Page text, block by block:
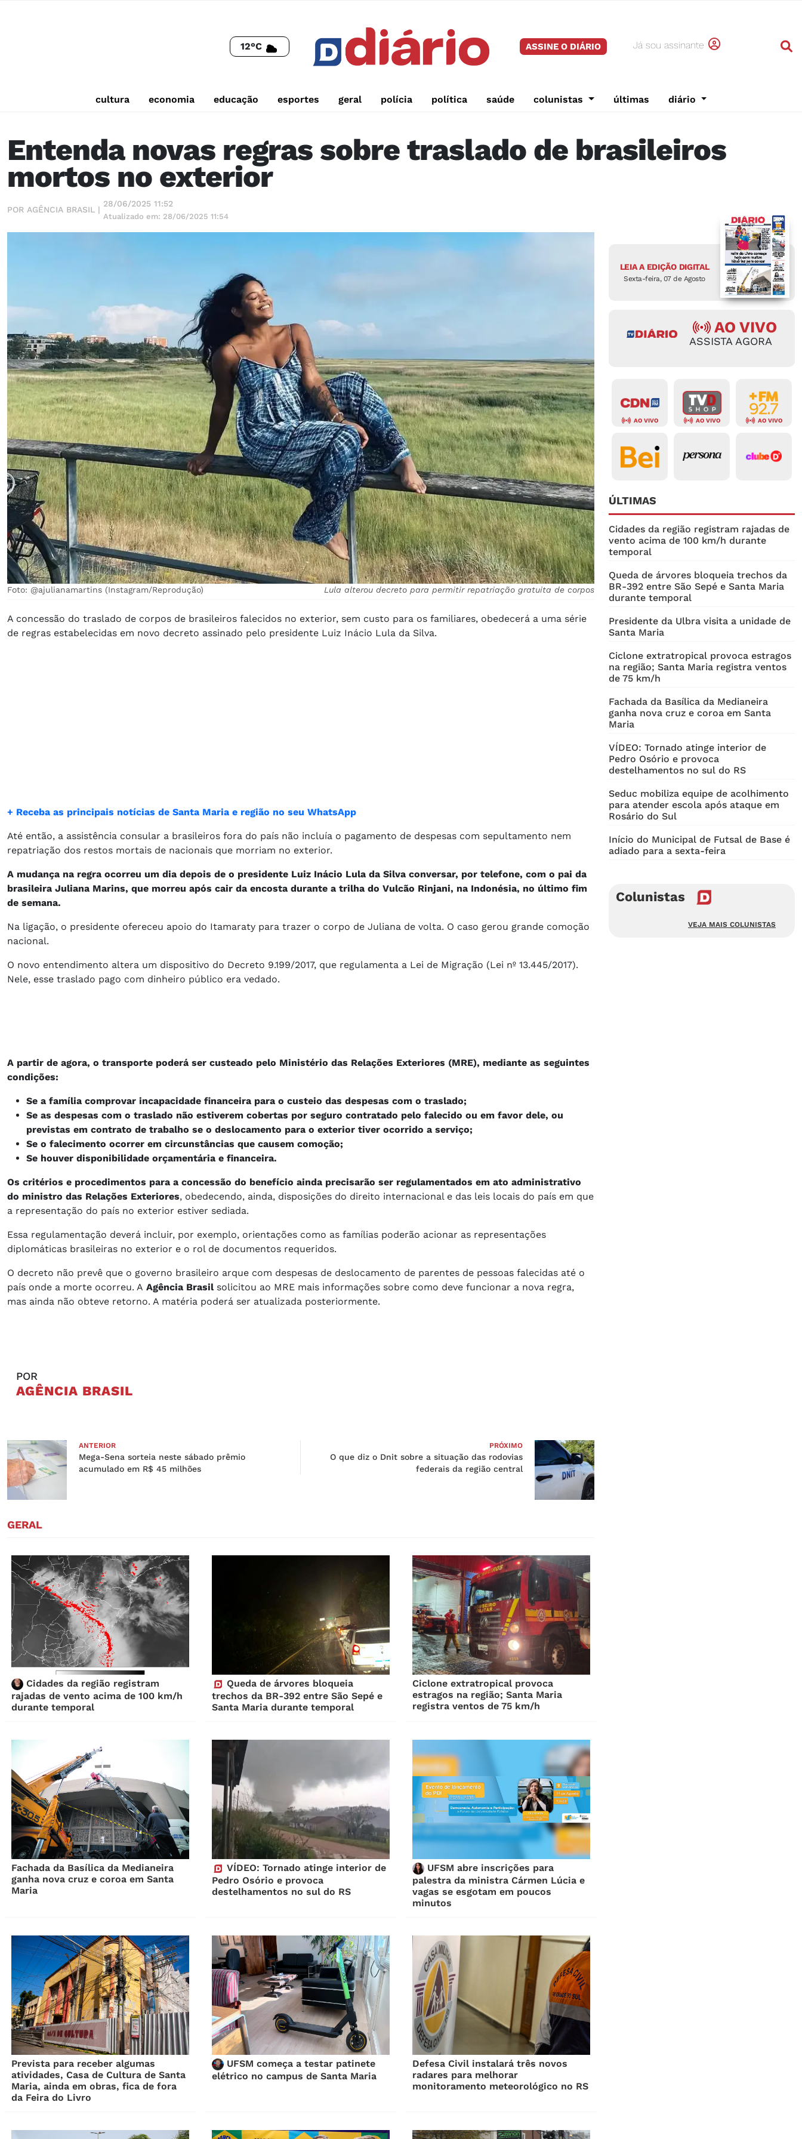
12°C ASSINE O DIÁRIO Já sou assinante
cultura economia educação esportes geral polícia política saúde colunistas últimas diário
Entenda novas regras sobre traslado de brasileiros
mortos no exterior
POR AGÊNCIA BRASIL |
28/06/2025 11:52
Atualizado em: 28/06/2025 11:54
Foto: @ajulianamartins (Instagram/Reprodução) Lula alterou decreto para permitir repatriação gratuita de corpos
A concessão do traslado de corpos de brasileiros falecidos no exterior, sem custo para os familiares, obedecerá a uma série
de regras estabelecidas em novo decreto assinado pelo presidente Luiz Inácio Lula da Silva.
+ Receba as principais notícias de Santa Maria e região no seu WhatsApp
Até então, a assistência consular a brasileiros fora do país não incluía o pagamento de despesas com sepultamento nem
repatriação dos restos mortais de nacionais que morriam no exterior.
A mudança na regra ocorreu um dia depois de o presidente Luiz Inácio Lula da Silva conversar, por telefone, com o pai da
brasileira Juliana Marins, que morreu após cair da encosta durante a trilha do Vulcão Rinjani, na Indonésia, no último fim
de semana.
Na ligação, o presidente ofereceu apoio do Itamaraty para trazer o corpo de Juliana de volta. O caso gerou grande comoção
nacional.
O novo entendimento altera um dispositivo do Decreto 9.199/2017, que regulamenta a Lei de Migração (Lei nº 13.445/2017).
Nele, esse traslado pago com dinheiro público era vedado.
A partir de agora, o transporte poderá ser custeado pelo Ministério das Relações Exteriores (MRE), mediante as seguintes
condições:
Se a família comprovar incapacidade financeira para o custeio das despesas com o traslado;
Se as despesas com o traslado não estiverem cobertas por seguro contratado pelo falecido ou em favor dele, ou
previstas em contrato de trabalho se o deslocamento para o exterior tiver ocorrido a serviço;
Se o falecimento ocorrer em circunstâncias que causem comoção;
Se houver disponibilidade orçamentária e financeira.
Os critérios e procedimentos para a concessão do benefício ainda precisarão ser regulamentados em ato administrativo
do ministro das Relações Exteriores, obedecendo, ainda, disposições do direito internacional e das leis locais do país em que
a representação do país no exterior estiver sediada.
Essa regulamentação deverá incluir, por exemplo, orientações como as famílias poderão acionar as representações
diplomáticas brasileiras no exterior e o rol de documentos requeridos.
O decreto não prevê que o governo brasileiro arque com despesas de deslocamento de parentes de pessoas falecidas até o
país onde a morte ocorreu. A Agência Brasilsolicitou ao MRE mais informações sobre como deve funcionar a nova regra,
mas ainda não obteve retorno. A matéria poderá ser atualizada posteriormente.
POR
AGÊNCIA BRASIL
ANTERIOR
Mega-Sena sorteia neste sábado prêmio
acumulado em R$ 45 milhões
PRÓXIMO
O que diz o Dnit sobre a situação das rodovias
federais da região central
GERAL
Cidades da região registram
rajadas de vento acima de 100 km/h
durante temporal
Queda de árvores bloqueia
trechos da BR-392 entre São Sepé e
Santa Maria durante temporal
Ciclone extratropical provoca
estragos na região; Santa Maria
registra ventos de 75 km/h
Fachada da Basílica da Medianeira
ganha nova cruz e coroa em Santa
Maria
VÍDEO: Tornado atinge interior de
Pedro Osório e provoca
destelhamentos no sul do RS
UFSM abre inscrições para
palestra da ministra Cármen Lúcia e
vagas se esgotam em poucos
minutos
Prevista para receber algumas
atividades, Casa de Cultura de Santa
Maria, ainda em obras, fica de fora
da Feira do Livro
UFSM começa a testar patinete
elétrico no campus de Santa Maria
Defesa Civil instalará três novos
radares para melhorar
monitoramento meteorológico no RS
LEIA A EDIÇÃO DIGITAL
Sexta-feira, 07 de Agosto
AO VIVO
ASSISTA AGORA
AO VIVO AO VIVO AO VIVO
ÚLTIMAS
Cidades da região registram rajadas de
vento acima de 100 km/h durante
temporal
Queda de árvores bloqueia trechos da
BR-392 entre São Sepé e Santa Maria
durante temporal
Presidente da Ulbra visita a unidade de
Santa Maria
Ciclone extratropical provoca estragos
na região; Santa Maria registra ventos
de 75 km/h
Fachada da Basílica da Medianeira
ganha nova cruz e coroa em Santa
Maria
VÍDEO: Tornado atinge interior de
Pedro Osório e provoca
destelhamentos no sul do RS
Seduc mobiliza equipe de acolhimento
para atender escola após ataque em
Rosário do Sul
Início do Municipal de Futsal de Base é
adiado para a sexta-feira
Colunistas
VEJA MAIS COLUNISTAS